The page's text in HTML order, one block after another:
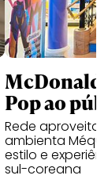
Pop ao
Rede aproveita
ambienta Méqui
estilo e
sul-coreana